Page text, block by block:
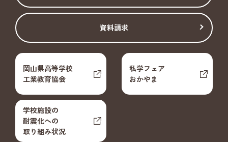
資料請求
岡山県高等学校
工業教育協会
私学フェア
おかやま
学校施設の
耐震化への
取り組み状況